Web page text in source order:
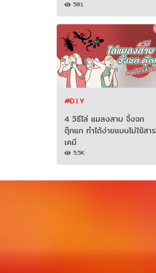
581
#D.I.Y
4 วิธีไล่ แมลงสาบ จิ้งจก
ตุ๊กแก ทำได้ง่ายแบบไม่ใช้สาร
เคมี
5.5K